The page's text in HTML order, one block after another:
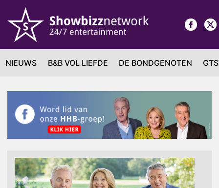
NIEUWS B&B VOL LIEFDE DE BONDGENOTEN